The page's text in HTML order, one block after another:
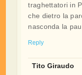
traghettatori in
che dietro la
nasconda la
Reply
Tito Giraudo